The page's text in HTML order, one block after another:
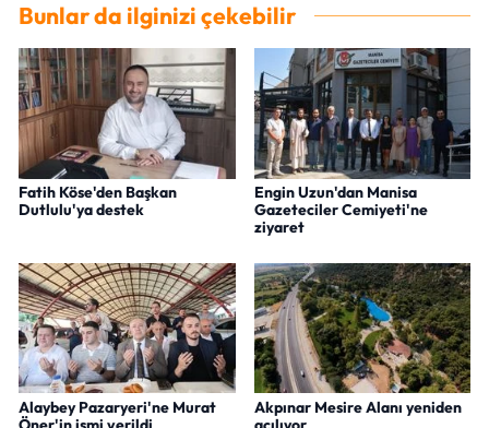
Bunlar da ilginizi çekebilir
Fatih Köse'den Başkan
Dutlulu'ya destek
Engin Uzun'dan Manisa
Gazeteciler Cemiyeti'ne
ziyaret
Alaybey Pazaryeri'ne Murat
Akpınar Mesire Alanı yeniden